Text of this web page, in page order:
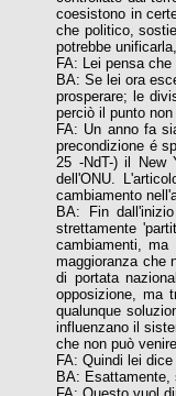
coesistono in
che politico,
potrebbe
FA: Lei pensa
BA: Se lei ora
prosperare; le
perciò il punto
FA: Un anno fa
precondizione é
25 -NdT-) il New
dell'ONU.
cambiamento
BA: Fin
strettamente
cambiamenti,
maggioranza che
di portata
opposizione, ma
qualunque
influenzano il
che non può
FA: Quindi lei
BA: Esattamente,